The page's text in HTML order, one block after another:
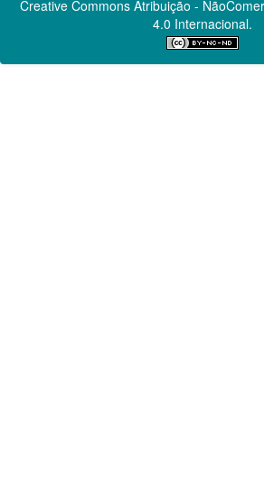
Creative CommonsAtribuição -
4.0 Internacional.